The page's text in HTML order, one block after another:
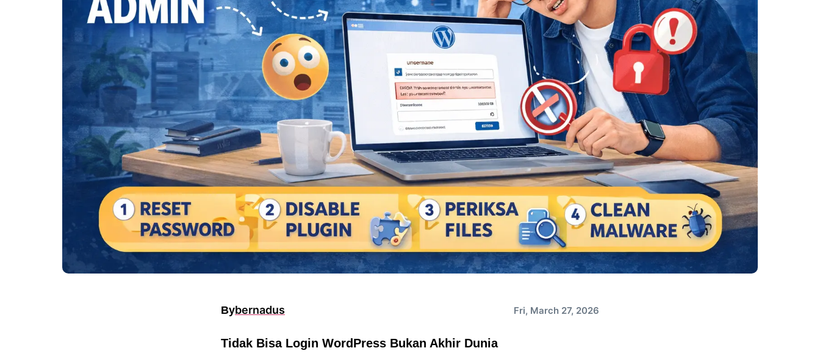
Bybernadus Fri, March 27, 2026
Tidak Bisa Login WordPress Bukan Akhir Dunia